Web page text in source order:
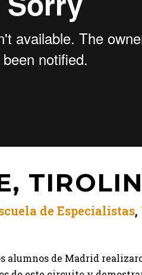
de Especialistas,
alumnos de Madrid